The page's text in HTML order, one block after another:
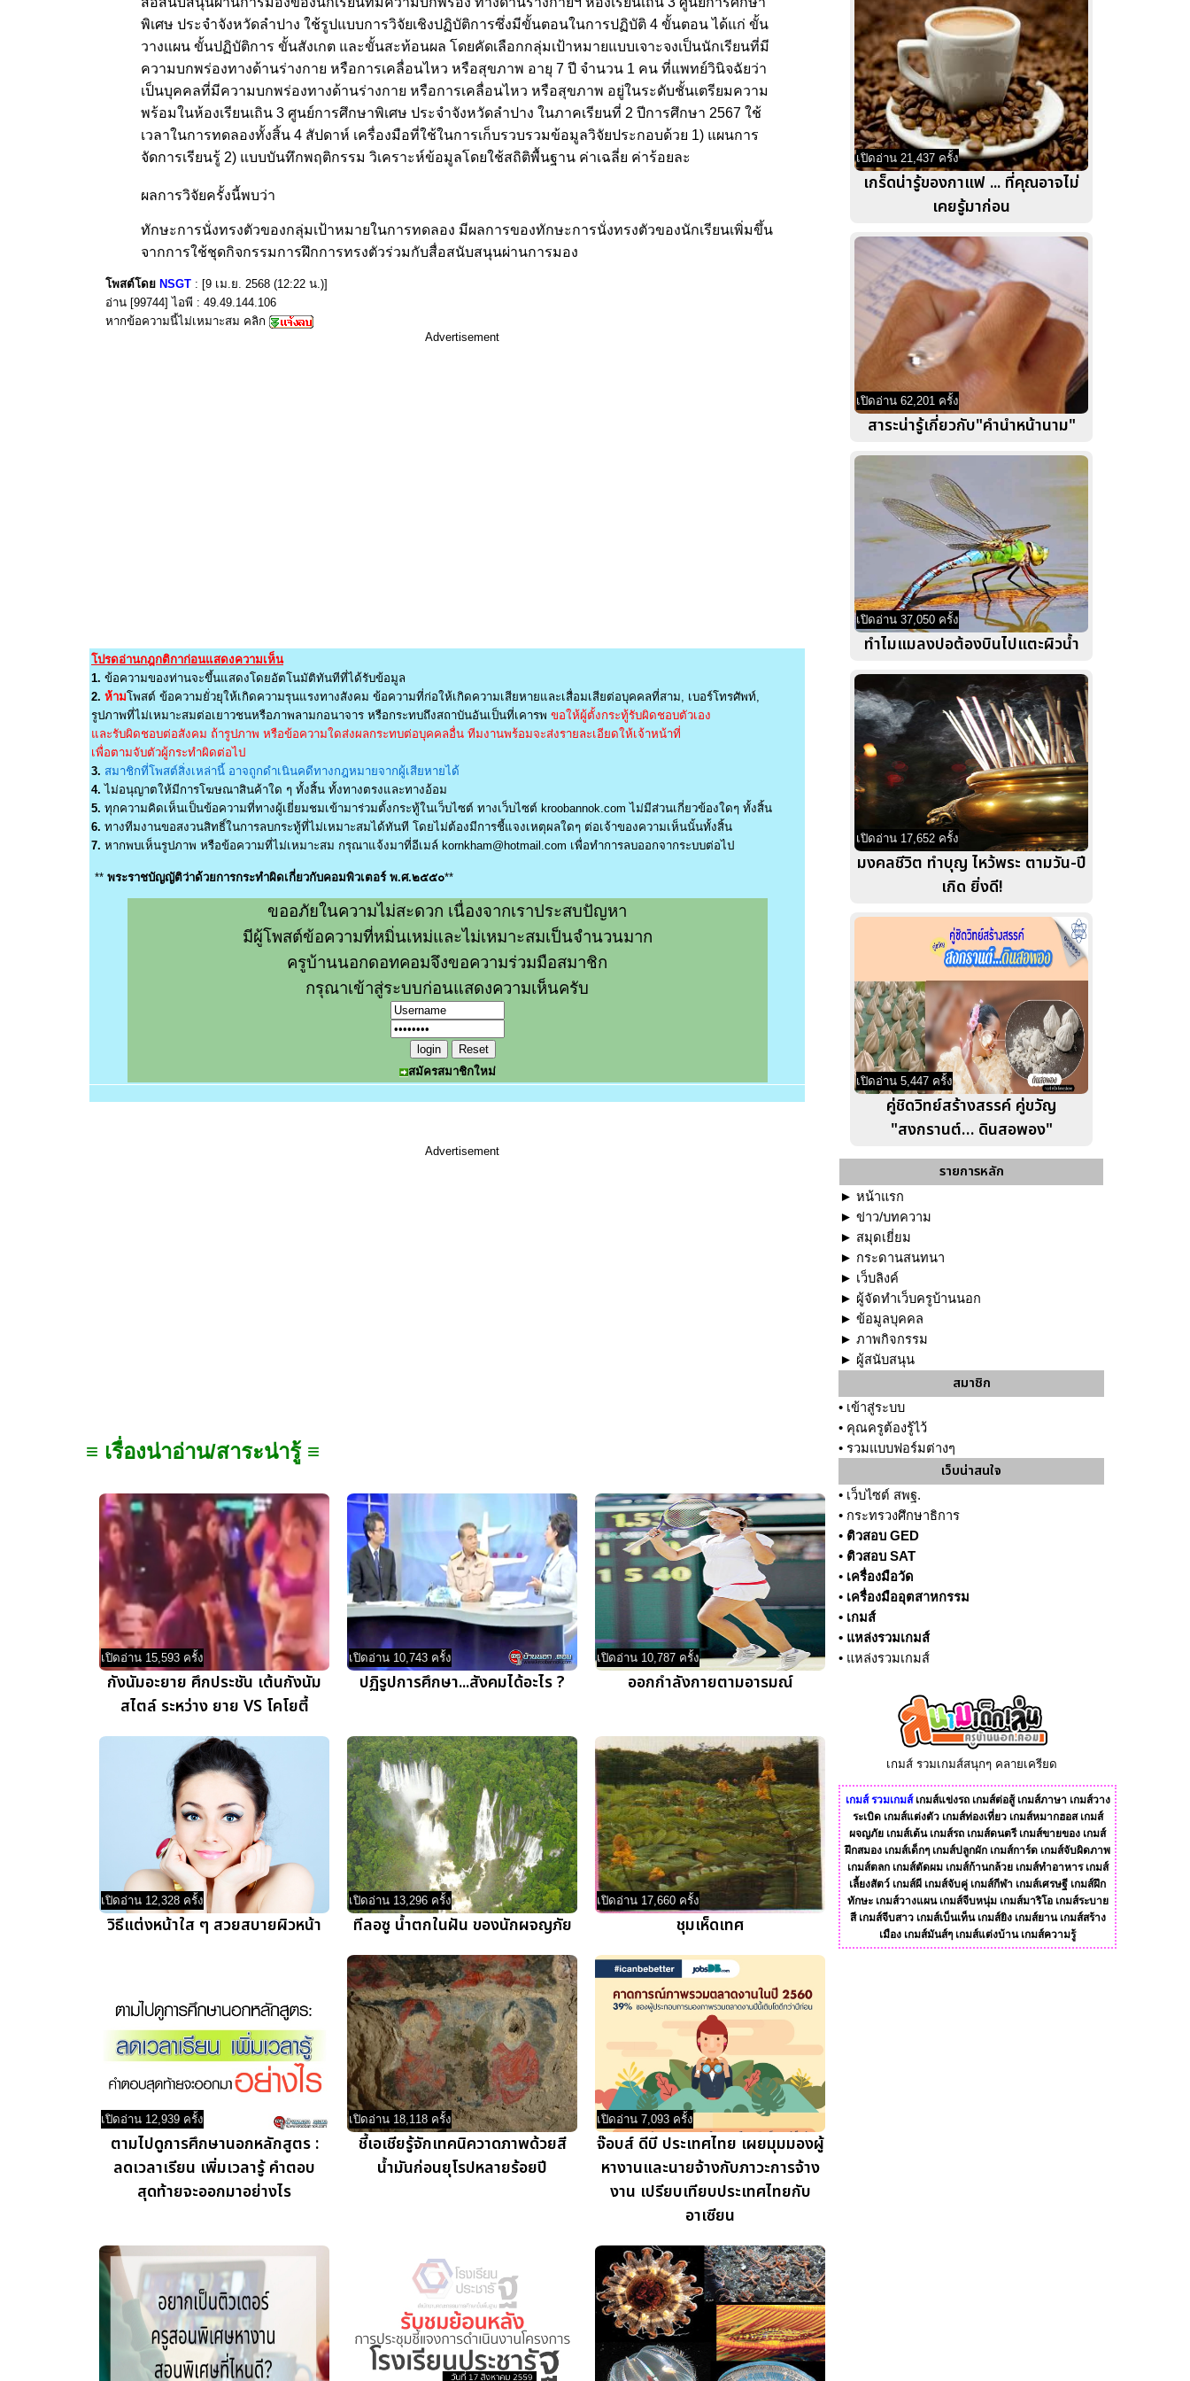
พิเศษ ประจำจังหวัดลำปาง ใช้รูปแบบการวิจัยเชิงปฏิบัติการซึ่งมีขั้นตอนในการปฏิบัติ 4 ขั้นตอน ได้แก่ ขั้น
วางแผน ขั้นปฏิบัติการ ขั้นสังเกต และขั้นสะท้อนผล โดยคัดเลือกกลุ่มเป้าหมายแบบเจาะจงเป็นนักเรียนที่มี
ความบกพร่องทางด้านร่างกาย หรือการเคลื่อนไหว หรือสุขภาพ อายุ 7 ปี จำนวน 1 คน ที่แพทย์วินิจฉัยว่า
เป็นบุคคลที่มีความบกพร่องทางด้านร่างกาย หรือการเคลื่อนไหว หรือสุขภาพ อยู่ในระดับชั้นเตรียมความ
พร้อมในห้องเรียนเถิน 3 ศูนย์การศึกษาพิเศษ ประจำจังหวัดลำปาง ในภาคเรียนที่ 2 ปีการศึกษา 2567 ใช้
เวลาในการทดลองทั้งสิ้น 4 สัปดาห์ เครื่องมือที่ใช้ในการเก็บรวบรวมข้อมูลวิจัยประกอบด้วย 1) แผนการ
จัดการเรียนรู้ 2) แบบบันทึกพฤติกรรม วิเคราะห์ข้อมูลโดยใช้สถิติพื้นฐาน ค่าเฉลี่ย ค่าร้อยละ
ผลการวิจัยครั้งนี้พบว่า
ทักษะการนั่งทรงตัวของกลุ่มเป้าหมายในการทดลอง มีผลการของทักษะการนั่งทรงตัวของนักเรียนเพิ่มขึ้น
จากการใช้ชุดกิจกรรมการฝึกการทรงตัวร่วมกับสื่อสนับสนุนผ่านการมอง
โพสต์โดย NSGT : [9 เม.ย. 2568 (12:22 น.)]
อ่าน [99744] ไอพี : 49.49.144.106
หากข้อความนี้ไม่เหมาะสม คลิก
Advertisement
โปรดอ่านกฎกติกาก่อนแสดงความเห็น
1. ข้อความของท่านจะขึ้นแสดงโดยอัตโนมัติทันทีที่ได้รับข้อมูล
2. ห้ามโพสต์ ข้อความยั่วยุให้เกิดความรุนแรงทางสังคม ข้อความที่ก่อให้เกิดความเสียหายและเสื่อมเสียต่อบุคคลที่สาม, เบอร์โทรศัพท์,
รูปภาพที่ไม่เหมาะสมต่อเยาวชนหรือภาพลามกอนาจาร หรือกระทบถึงสถาบันอันเป็นที่เคารพ ขอให้ผู้ตั้งกระทู้รับผิดชอบตัวเอง
และรับผิดชอบต่อสังคม ถ้ารูปภาพ หรือข้อความใดส่งผลกระทบต่อบุคคลอื่น ทีมงานพร้อมจะส่งรายละเอียดให้เจ้าหน้าที่
เพื่อตามจับตัวผู้กระทำผิดต่อไป
3. สมาชิกที่โพสต์สิ่งเหล่านี้ อาจถูกดำเนินคดีทางกฎหมายจากผู้เสียหายได้
4. ไม่อนุญาตให้มีการโฆษณาสินค้าใด ๆ ทั้งสิ้น ทั้งทางตรงและทางอ้อม
5. ทุกความคิดเห็นเป็นข้อความที่ทางผู้เยี่ยมชมเข้ามาร่วมตั้งกระทู้ในเว็บไซต์ ทางเว็บไซต์ kroobannok.com ไม่มีส่วนเกี่ยวข้องใดๆ ทั้งสิ้น
6. ทางทีมงานขอสงวนสิทธิ์ในการลบกระทู้ที่ไม่เหมาะสมได้ทันที โดยไม่ต้องมีการชี้แจงเหตุผลใดๆ ต่อเจ้าของความเห็นนั้นทั้งสิ้น
7. หากพบเห็นรูปภาพ หรือข้อความที่ไม่เหมาะสม กรุณาแจ้งมาที่อีเมล์ kornkham@hotmail.com เพื่อทำการลบออกจากระบบต่อไป
** พระราชบัญญัติว่าด้วยการกระทำผิดเกี่ยวกับคอมพิวเตอร์ พ.ศ.๒๕๕๐**
ขออภัยในความไม่สะดวก เนื่องจากเราประสบปัญหา
มีผู้โพสต์ข้อความที่หมิ่นเหม่และไม่เหมาะสมเป็นจำนวนมาก
ครูบ้านนอกดอทคอมจึงขอความร่วมมือสมาชิก
กรุณาเข้าสู่ระบบก่อนแสดงความเห็นครับ
สมัครสมาชิกใหม่
Advertisement
≡ เรื่องน่าอ่าน/สาระน่ารู้ ≡
เปิดอ่าน 15,593 ครั้ง
กังนัมอะยาย ศึกประชัน เต้นกังนัม
สไตล์ ระหว่าง ยาย VS โคโยตี้
เปิดอ่าน 10,743 ครั้ง
ปฏิรูปการศึกษา...สังคมได้อะไร ?
เปิดอ่าน 10,787 ครั้ง
ออกกำลังกายตามอารมณ์
เปิดอ่าน 12,328 ครั้ง
วิธีแต่งหน้าใส ๆ สวยสบายผิวหน้า
เปิดอ่าน 13,296 ครั้ง
ทีลอซู น้ำตกในฝัน ของนักผจญภัย
เปิดอ่าน 17,660 ครั้ง
ชุมเห็ดเทศ
เปิดอ่าน 12,939 ครั้ง
ตามไปดูการศึกษานอกหลักสูตร :
ลดเวลาเรียน เพิ่มเวลารู้ คำตอบ
สุดท้ายจะออกมาอย่างไร
เปิดอ่าน 18,118 ครั้ง
ชี้เอเชียรู้จักเทคนิควาดภาพด้วยสี
น้ำมันก่อนยุโรปหลายร้อยปี
เปิดอ่าน 7,093 ครั้ง
จ๊อบส์ ดีบี ประเทศไทย เผยมุมมองผู้
หางานและนายจ้างกับภาวะการจ้าง
งาน เปรียบเทียบประเทศไทยกับ
อาเซียน
เปิดอ่าน 21,437 ครั้ง
เกร็ดน่ารู้ของกาแฟ ... ที่คุณอาจไม่
เคยรู้มาก่อน
เปิดอ่าน 62,201 ครั้ง
สาระน่ารู้เกี่ยวกับ"คำนำหน้านาม"
เปิดอ่าน 37,050 ครั้ง
ทำไมแมลงปอต้องบินไปแตะผิวน้ำ
เปิดอ่าน 17,652 ครั้ง
มงคลชีวิต ทำบุญ ไหว้พระ ตามวัน-ปี
เกิด ยิ่งดี!
เปิดอ่าน 5,447 ครั้ง
คู่ชิดวิทย์สร้างสรรค์ คู่ขวัญ
"สงกรานต์… ดินสอพอง"
รายการหลัก
► หน้าแรก
► ข่าว/บทความ
► สมุดเยี่ยม
► กระดานสนทนา
► เว็บลิงค์
► ผู้จัดทำเว็บครูบ้านนอก
► ข้อมูลบุคคล
► ภาพกิจกรรม
► ผู้สนับสนุน
สมาชิก
• เข้าสู่ระบบ
• คุณครูต้องรู้ไว้
• รวมแบบฟอร์มต่างๆ
เว็บน่าสนใจ
• เว็บไซต์ สพฐ.
• กระทรวงศึกษาธิการ
• ติวสอบ GED
• ติวสอบ SAT
• เครื่องมือวัด
• เครื่องมืออุตสาหกรรม
• เกมส์
• แหล่งรวมเกมส์
• แหล่งรวมเกมส์
เกมส์ รวมเกมส์สนุกๆ คลายเครียด
เกมส์ รวมเกมส์ เกมส์แข่งรถ เกมส์ต่อสู้ เกมส์ภาษา เกมส์วาง
ระเบิด เกมส์แต่งตัว เกมส์ท่องเที่ยว เกมส์หมากฮอส เกมส์
ผจญภัย เกมส์เต้น เกมส์รถ เกมส์ดนตรี เกมส์ขายของ เกมส์
ฝึกสมอง เกมส์เด็กๆ เกมส์ปลูกผัก เกมส์การ์ด เกมส์จับผิดภาพ
เกมส์ตลก เกมส์ตัดผม เกมส์ก้านกล้วย เกมส์ทําอาหาร เกมส์
เลี้ยงสัตว์ เกมส์ผี เกมส์จับคู่ เกมส์กีฬา เกมส์เศรษฐี เกมส์ฝึก
ทักษะ เกมส์วางแผน เกมส์จีบหนุ่ม เกมส์มาริโอ เกมส์ระบาย
สี เกมส์จีบสาว เกมส์เบ็นเท็น เกมส์ยิง เกมส์ยาน เกมส์สร้าง
เมือง เกมส์มันส์ๆ เกมส์แต่งบ้าน เกมส์ความรู้